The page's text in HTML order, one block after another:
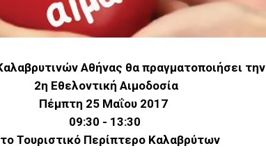
Αθήνας θα πραγματοποιήσει την
2η Εθελοντική Αιμοδοσία
Πέμπτη 25 Μαΐου 2017
09:30 - 13:30
Τουριστικό Περίπτερο Καλαβρύτων